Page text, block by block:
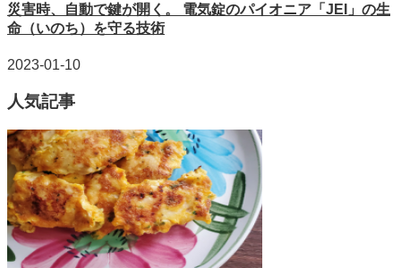
災害時、自動で鍵が開く。 電気錠のパイオニア「JEI」の生
命（いのち）を守る技術
2023-01-10
人気記事